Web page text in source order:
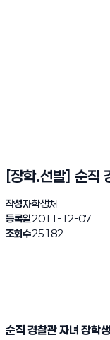
[장학.선발] 순직
작성자학생처
등록일2011-12-07
조회수25182
순직 경찰관 자녀 장학